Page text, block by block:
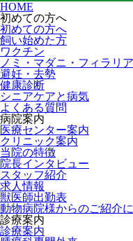
HOME
初めての方へ
初めての方へ
飼い始めた方
ワクチン
ノミ・マダニ・フィラリア
避妊・去勢
健康診断
シニアケアと病気
よくある質問
病院案内
医療センター案内
クリニック案内
当院の特徴
院長インタビュー
スタッフ紹介
求人情報
獣医師出勤表
動物病院様からのご紹介
診療案内
診療案内